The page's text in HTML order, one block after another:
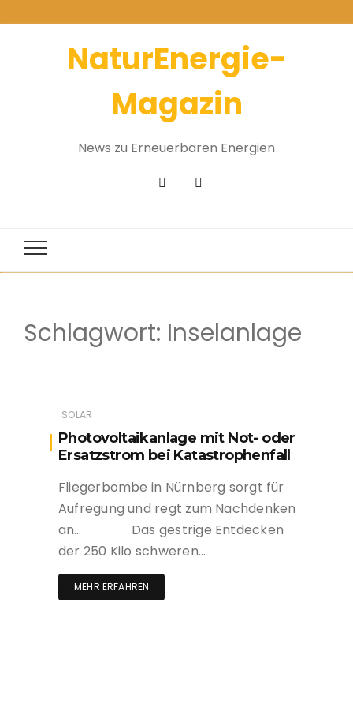
NaturEnergie-
Magazin
News zu Erneuerbaren Energien
Schlagwort: Inselanlage
SOLAR
Photovoltaikanlage mit Not- oder
Ersatzstrom bei Katastrophenfall
Fliegerbombe in Nürnberg sorgt für
Aufregung und regt zum Nachdenken
an… Das gestrige Entdecken
der 250 Kilo schweren…
MEHR ERFAHREN